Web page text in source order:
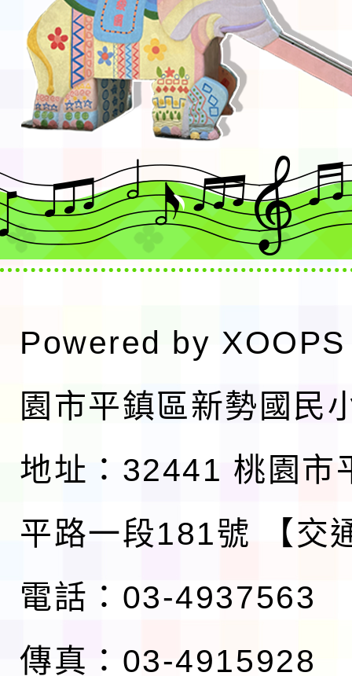
Powered by XOOPS
園市平鎮區新勢國民
地址：32441 桃園市
平路一段181號
【交
電話：03-4937563
傳真：03-4915928